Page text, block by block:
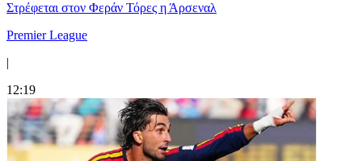
Στρέφεται στον Φεράν Τόρες η Άρσεναλ
Premier League
|
12:19